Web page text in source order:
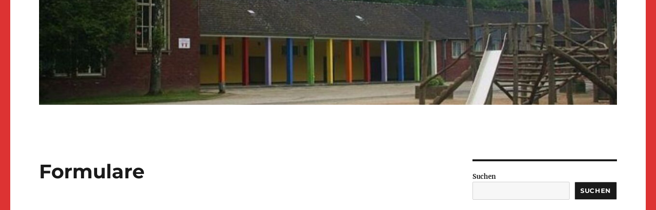
Formulare Suchen
SUCHEN